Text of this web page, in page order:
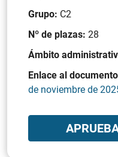
Grupo: C2
Nº de plazas: 28
Ámbito
Enlace al
de noviembre de